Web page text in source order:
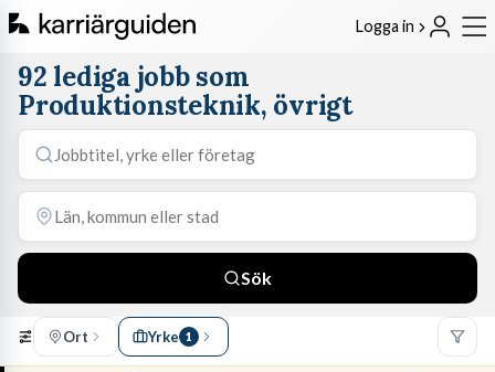
Logga in
92 lediga jobb som
Produktionsteknik, övrigt
Sök
Ort Yrke 1